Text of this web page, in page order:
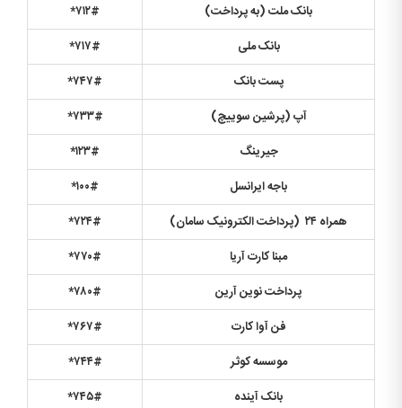
بانک ملت (به پرداخت) ۷۱۲#*
بانک ملی
۷۱۷#*
پست بانک
۷۴۷#*
آپ (پرشین سوییچ) ۷۳۳#*
جیرینگ
۱۲۳#*
باجه ایرانسل
۱۰۰#*
همراه ۲۴ (پرداخت الکترونیک سامان)
۷۲۴#*
مبنا کارت آریا
۷۷۰#*
پرداخت نوین آرین
۷۸۰#*
فن آوا کارت
۷۶۷#*
موسسه کوثر
۷۴۴#*
بانک آینده
۷۴۵#*